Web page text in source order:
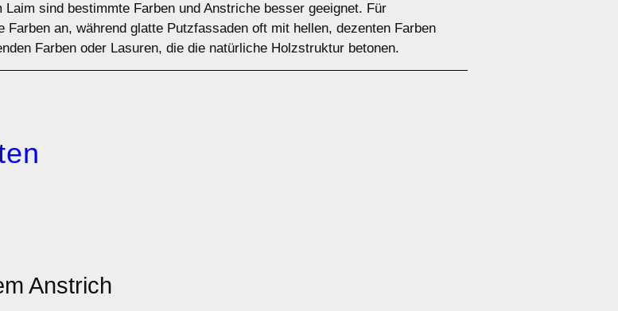
sind bestimmte Farben und Anstriche besser geeignet. Für
an, während glatte Putzfassaden oft mit hellen, dezenten Farben
Farben oder Lasuren, die die natürliche Holzstruktur betonen.
Anstrich